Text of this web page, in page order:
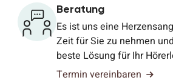
Beratung
Es ist uns eine
Zeit für Sie zu nehmen
beste Lösung für Ihr
Termin vereinbaren